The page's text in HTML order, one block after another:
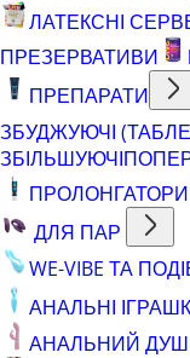
ЛАТЕКСНІ
ПРЕЗЕРВАТИВИ
ПРЕПАРАТИ
ЗБУДЖУЮЧІ
ЗБІЛЬШУЮЧІ
ПРОЛОНГАТОРИ
ДЛЯ ПАР
WE-VIBE ТА
АНАЛЬНІ
АНАЛЬНИЙ ДУШ